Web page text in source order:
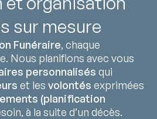
sur mesure
Funéraire, chaque
Nous planifions avec vous
personnalisés qui
et les volontés exprimées
(planification
à la suite d’un décès.